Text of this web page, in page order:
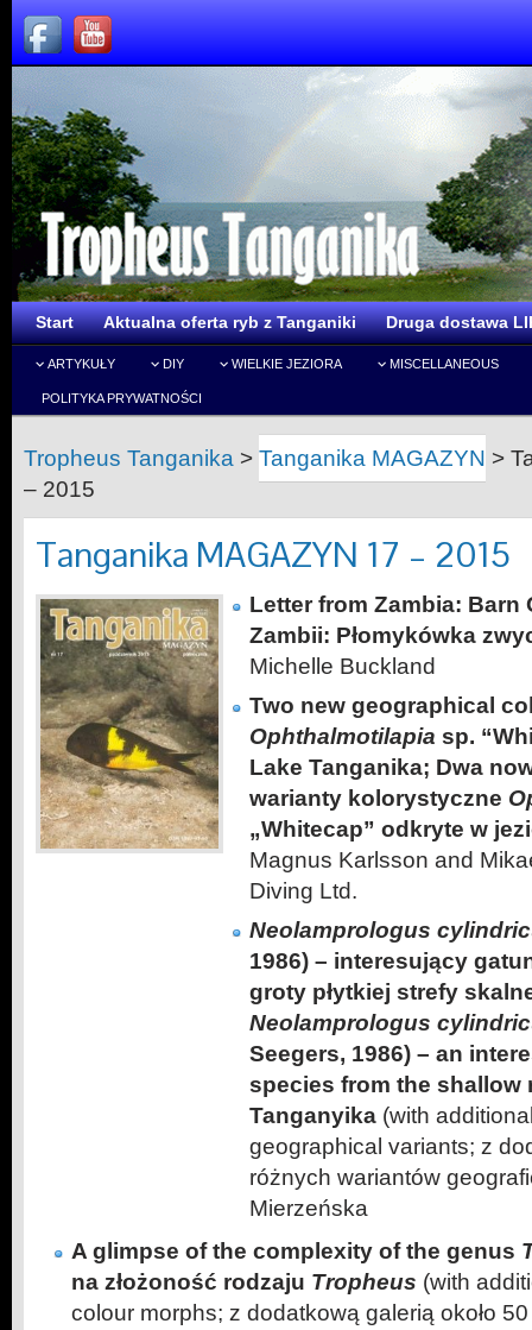
Start Aktualna oferta ryb z Tanganiki Druga dostawa
ARTYKUŁY DIY WIELKIE JEZIORA MISCELLANEOUS
POLITYKA PRYWATNOŚCI
Tropheus Tanganika > Tanganika MAGAZYN >
– 2015
Tanganika MAGAZYN 17 – 2015
Letter from Zambia: Barn
Zambii: Płomykówka
Michelle Buckland
Two new geographical
Ophthalmotilapia sp.
Lake Tanganika; Dwa
warianty kolorystyczne
„Whitecap” odkryte w
Magnus Karlsson and
Diving Ltd.
Neolamprologus
1986) – interesujący
groty płytkiej strefy
Neolamprologus
Seegers, 1986) – an
species from the shallow
Tanganyika (with
geographical variants; z
różnych wariantów
Mierzeńska
A glimpse of the complexity of the genus
na złożoność rodzaju Tropheus (with
colour morphs; z dodatkową galerią około